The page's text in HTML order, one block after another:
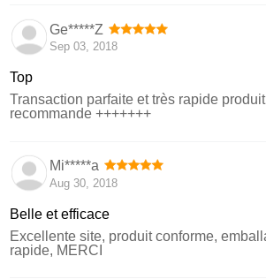
Ge*****Z
Sep 03, 2018
Top
Transaction parfaite et très rapide
recommande +++++++
Mi*****a
Aug 30, 2018
Belle et efficace
Excellente site, produit conforme,
rapide, MERCI